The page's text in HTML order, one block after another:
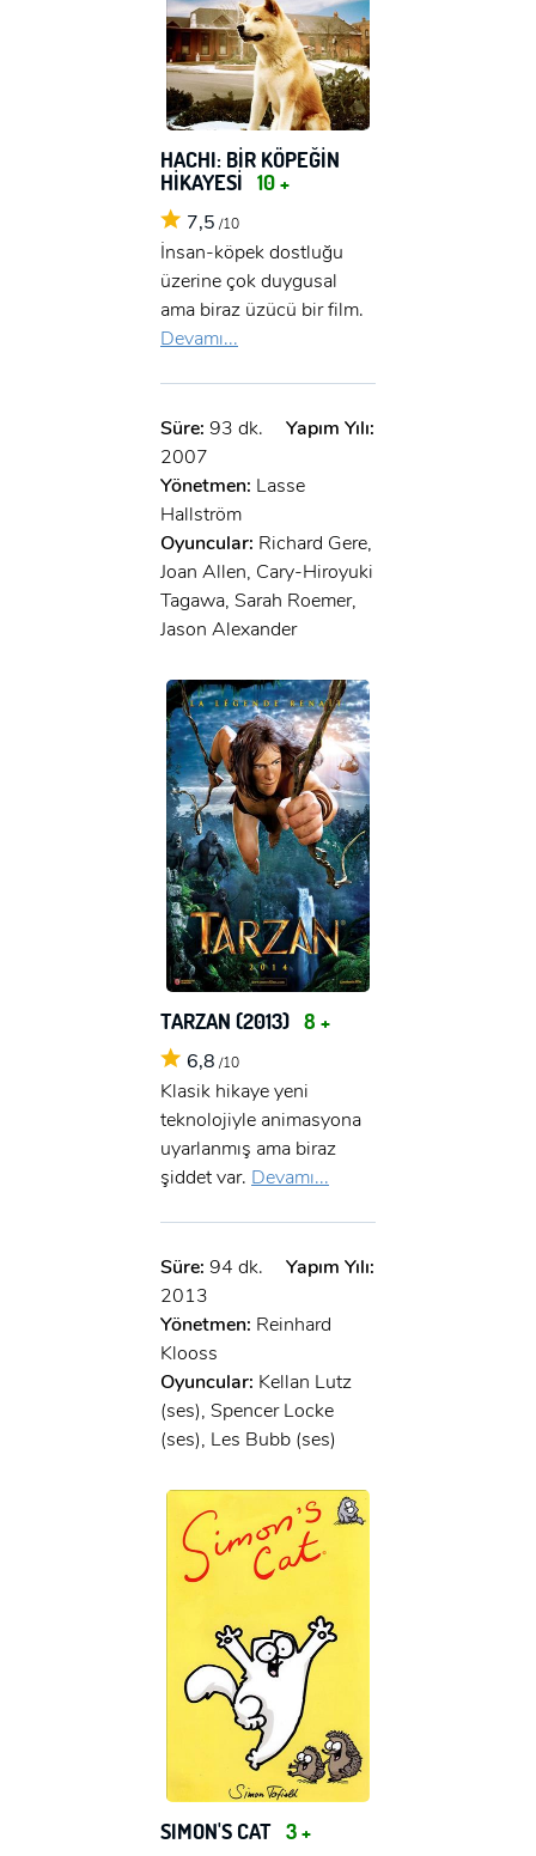
HACHI: BİR KÖPEĞİN
HİKAYESİ 10 +
7,5 /10
İnsan-köpek dostluğu
üzerine çok duygusal
ama biraz üzücü bir film.
Devamı...
Süre: 93 dk.
Yapım Yılı:
2007
Yönetmen: Lasse
Hallström
Oyuncular: Richard Gere,
Joan Allen, Cary-Hiroyuki
Tagawa, Sarah Roemer,
Jason Alexander
TARZAN (2013) 8 +
6,8 /10
Klasik hikaye yeni
teknolojiyle animasyona
uyarlanmış ama biraz
şiddet var. Devamı...
Süre: 94 dk.
Yapım Yılı:
2013
Yönetmen: Reinhard
Klooss
Oyuncular: Kellan Lutz
(ses), Spencer Locke
(ses), Les Bubb (ses)
SIMON'S CAT 3 +